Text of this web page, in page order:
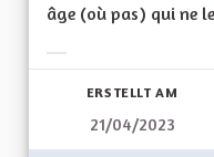
âge (où pas) qui ne
ERSTELLT AM
21/04/2023